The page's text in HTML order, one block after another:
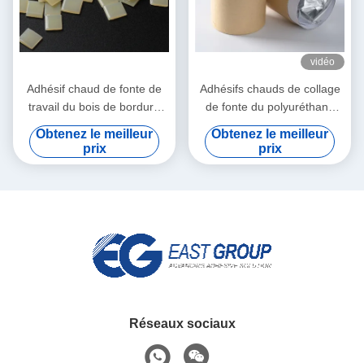
Adhésif chaud de fonte de
travail du bois de bordure
foncée pour la machine de
bandage automatique
Obtenez le meilleur
prix
vidéo
Adhésifs chauds de collage
de fonte du polyuréthane
PUR de bord de placage de
PVC pour des meubles
Obtenez le meilleur
prix
Réseaux sociaux